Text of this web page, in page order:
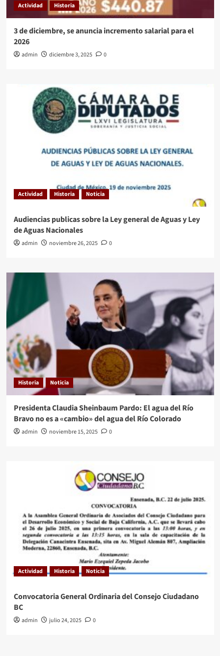
y
Actividad Historia
3 de diciembre, se anuncia incremento salarial para el
2026
admin diciembre 3, 2025 0
Actividad Historia Noticia
Audiencias publicas sobre la Ley general de Aguas y Ley
de Aguas Nacionales
admin noviembre 26, 2025 0
Historia Noticia
Presidenta Claudia Sheinbaum Pardo: El agua del Río
Bravo no es a «cambio» del agua del Río Colorado
admin noviembre 15, 2025 0
Actividad Historia Noticia
Convocatoria General Ordinaria del Consejo Ciudadano
BC
admin julio 24, 2025 0